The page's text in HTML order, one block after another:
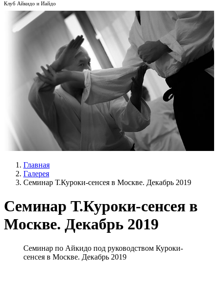
Клуб Айкидо и Иайдо
Главная
Галерея
Семинар Т.Куроки-сенсея в Москве. Декабрь 2019
Семинар Т.Куроки-сенсея в
Москве. Декабрь 2019
Семинар по Айкидо под руководством Куроки-
сенсея в Москве. Декабрь 2019